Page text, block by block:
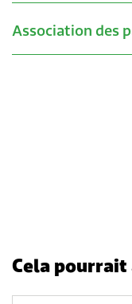
Association des
Cela